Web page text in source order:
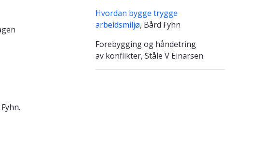
Hvordan bygge trygge
arbeidsmiljø, Bård Fyhn
Forebygging og håndetring
av konflikter, Ståle V Einarsen